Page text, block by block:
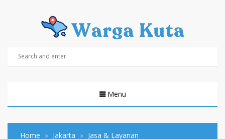
Menu
Home Jakarta Jasa & Layanan